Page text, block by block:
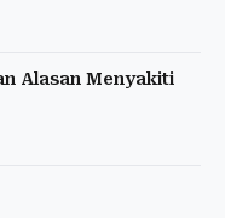
Alasan Menyakiti